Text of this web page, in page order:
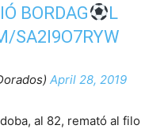
BORDAG
L
SA2I9O7RYW
April 28, 2019
al 82, remató al filo